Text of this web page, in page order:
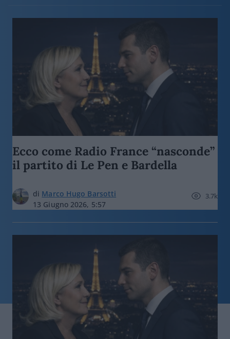
Ecco come Radio France “nasconde”
il partito di Le Pen e Bardella
di Marco Hugo Barsotti
13 Giugno 2026, 5:57
3.7k